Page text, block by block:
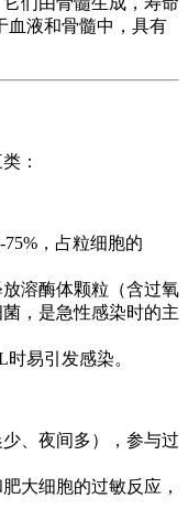
血液和骨髓中，具有
：
，占粒细胞的
溶酶体颗粒（含过氧
，是急性感染时的主
易引发感染。
、夜间多），参与过
大细胞的过敏反应，